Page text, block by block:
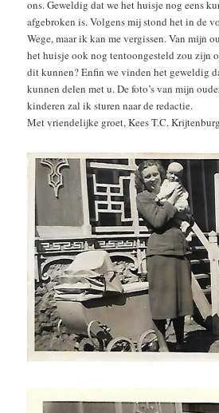
ons. Geweldig dat we het huisje nog eens
afgebroken is. Volgens mij stond het in de
Wege, maar ik kan me vergissen. Van mijn
het huisje ook nog tentoongesteld zou zijn
dit kunnen? Enfin we vinden het geweldig
kunnen delen met u. De foto’s van mijn
kinderen zal ik sturen naar de redactie.
Met vriendelijke groet, Kees T.C. Krijtenburg